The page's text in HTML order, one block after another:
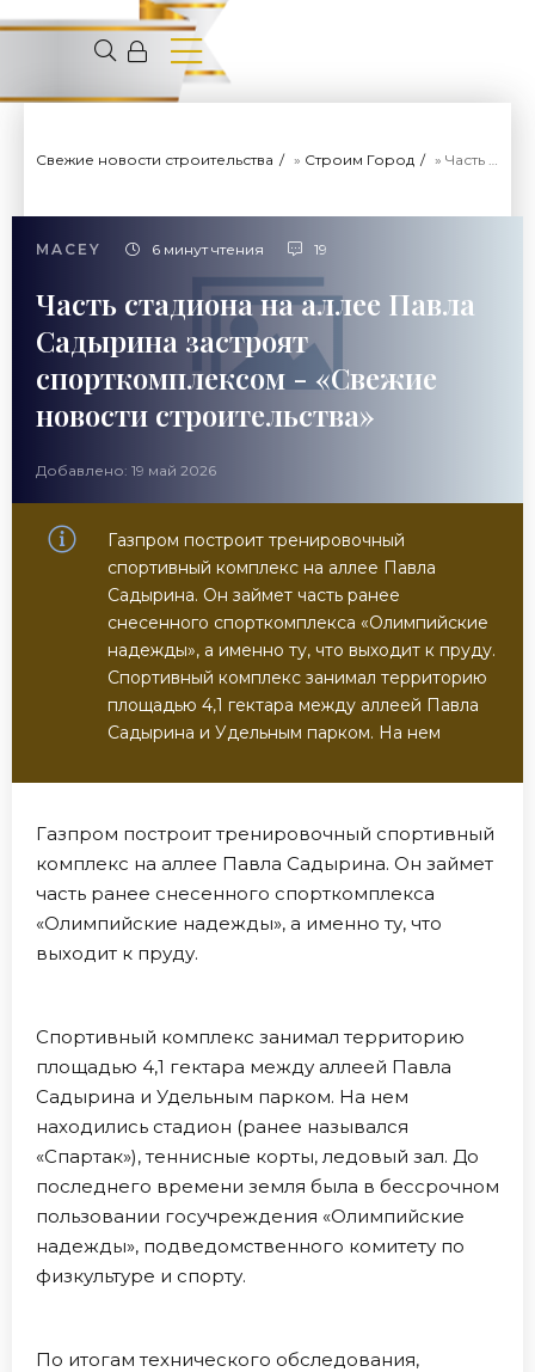
Свежие новости строительства » Строим Город » Часть стадиона на аллее Павла Садырина застроят спорткомплексом - «Свежие новости строительства»
MACEY 6 минут чтения 19
Часть стадиона на аллее Павла
Садырина застроят
спорткомплексом - «Свежие
новости строительства»
Добавлено: 19 май 2026
Газпром построит тренировочный
спортивный комплекс на аллее Павла
Садырина. Он займет часть ранее
снесенного спорткомплекса «Олимпийские
надежды», а именно ту, что выходит к пруду.
Спортивный комплекс занимал территорию
площадью 4,1 гектара между аллеей Павла
Садырина и Удельным парком. На нем
Газпром построит тренировочный спортивный
комплекс на аллее Павла Садырина. Он займет
часть ранее снесенного спорткомплекса
«Олимпийские надежды», а именно ту, что
выходит к пруду.
Спортивный комплекс занимал территорию
площадью 4,1 гектара между аллеей Павла
Садырина и Удельным парком. На нем
находились стадион (ранее назывался
«Спартак»), теннисные корты, ледовый зал. До
последнего времени земля была в бессрочном
пользовании госучреждения «Олимпийские
надежды», подведомственного комитету по
физкультуре и спорту.
По итогам технического обследования,